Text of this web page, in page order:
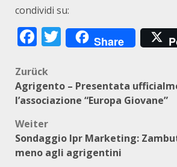
condividi su:
Facebook
Twitter
Share
Beitragsnavigation
Zurück
Agrigento – Presentata
l’associazione “Europa Giovane”
Weiter
Sondaggio Ipr Marketing:
meno agli agrigentini